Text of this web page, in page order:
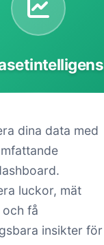
dina data med
luckor, mät
få
insikter för